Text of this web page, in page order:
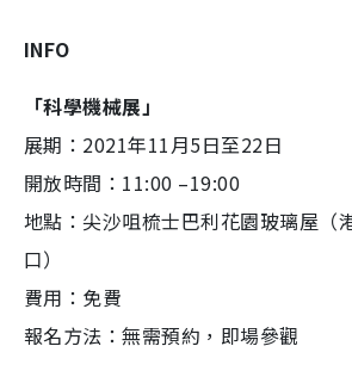
INFO
「科學機械展」
展期：2021年11月5日至22日
開放時間：11:00 –19:00
地點：尖沙咀梳士巴利花園玻璃屋（
口）
費用：免費
報名方法：無需預約，即場參觀